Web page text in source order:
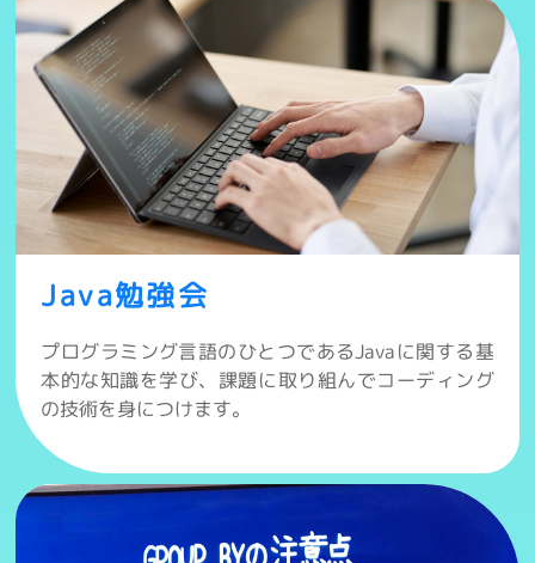
Java勉強会
プログラミング言語のひとつであるJavaに関する基
本的な知識を学び、課題に取り組んでコーディング
の技術を身につけます。